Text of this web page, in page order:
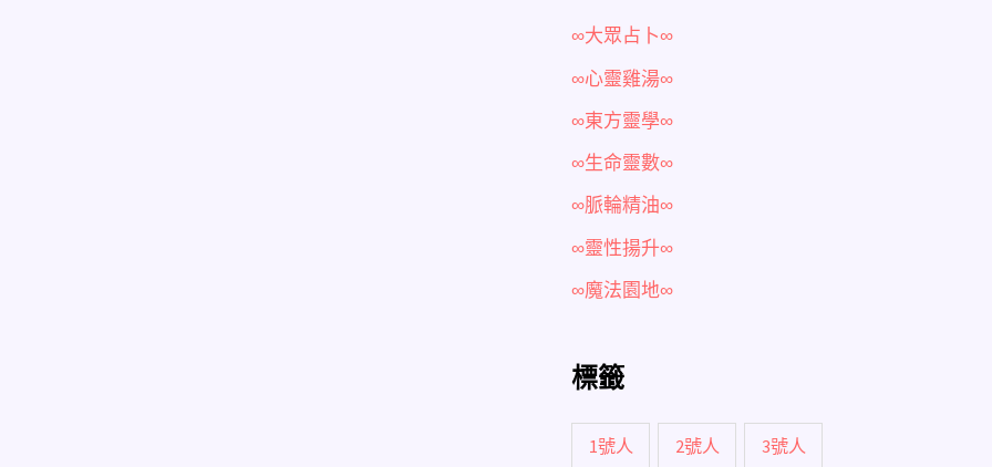
∞大眾占卜∞
∞心靈雞湯∞
∞東方靈學∞
∞生命靈數∞
∞脈輪精油∞
∞靈性揚升∞
∞魔法園地∞
標籤
1號人 2號人 3號人